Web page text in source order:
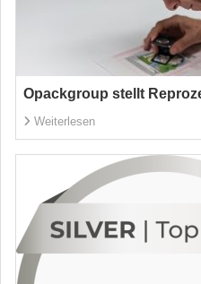
Opackgroup stellt
Weiterlesen